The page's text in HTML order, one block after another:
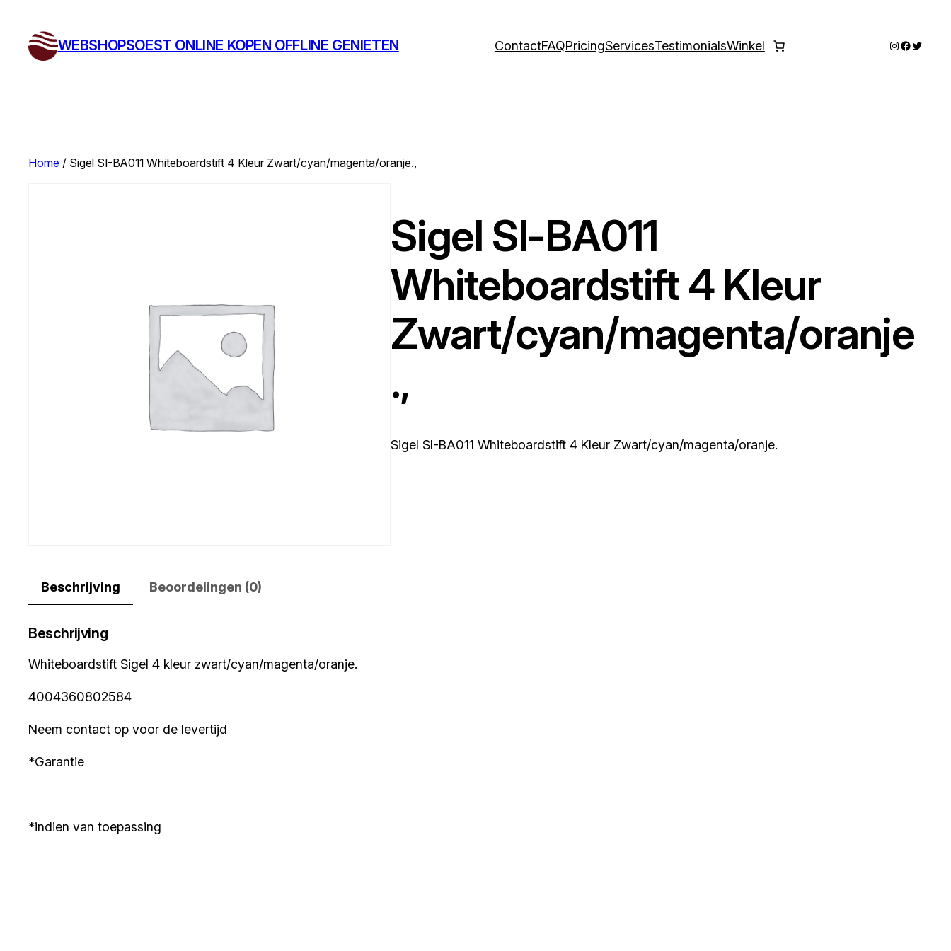
WEBSHOPSOEST ONLINE KOPEN OFFLINE GENIETEN ContactFAQPricingServicesTestimonialsWinkel Instagram
Twitter
Home / Sigel SI-BA011 Whiteboardstift 4 Kleur Zwart/cyan/magenta/oranje.,
Sigel SI-BA011
Whiteboardstift 4 Kleur
Zwart/cyan/magenta/oranje
.,
Sigel SI-BA011 Whiteboardstift 4 Kleur Zwart/cyan/magenta/oranje.
Beschrijving Beoordelingen (0)
Beschrijving
Whiteboardstift Sigel 4 kleur zwart/cyan/magenta/oranje.
4004360802584
Neem contact op voor de levertijd
*Garantie
*indien van toepassing